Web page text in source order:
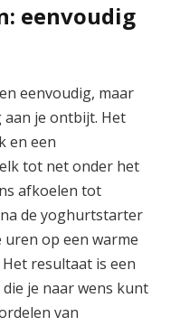
eenvoudig
eenvoudig, maar
aan je ontbijt. Het
en een
tot net onder het
afkoelen tot
de yoghurtstarter
op een warme
resultaat is een
je naar wens kunt
van